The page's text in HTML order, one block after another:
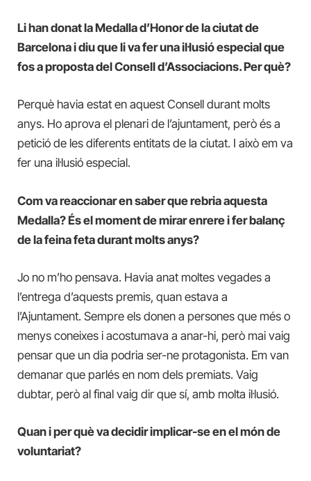
Li han donat la Medalla d’Honor de la ciutat de
Barcelona i diu que li va fer una il·lusió especial que
fos a proposta del Consell d’Associacions. Per què?
Perquè havia estat en aquest Consell durant molts
anys. Ho aprova el plenari de l’ajuntament, però és a
petició de les diferents entitats de la ciutat. I això em va
fer una il·lusió especial.
Com va reaccionar en saber que rebria aquesta
Medalla? És el moment de mirar enrere i fer balanç
de la feina feta durant molts anys?
Jo no m’ho pensava. Havia anat moltes vegades a
l’entrega d’aquests premis, quan estava a
l’Ajuntament. Sempre els donen a persones que més o
menys coneixes i acostumava a anar-hi, però mai vaig
pensar que un dia podria ser-ne protagonista. Em van
demanar que parlés en nom dels premiats. Vaig
dubtar, però al final vaig dir que sí, amb molta il·lusió.
Quan i per què va decidir implicar-se en el món de
voluntariat?